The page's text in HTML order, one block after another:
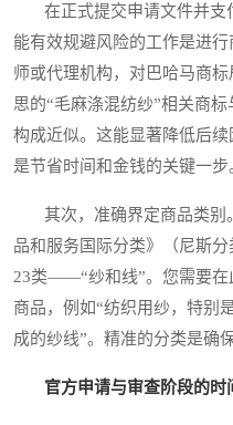
在正式提交申请文件并支
能有效规避风险的工作是进
师或代理机构，对巴哈马商
思的“毛麻涤混纺纱”相关商
构成近似。这能显著降低后
是节省时间和金钱的关键一步
其次，准确界定商品类别
品和服务国际分类》（尼斯
23类——“纱和线”。您需要在
商品，例如“纺织用纱，特别
成的纱线”。精准的分类是确
官方申请与审查阶段的时